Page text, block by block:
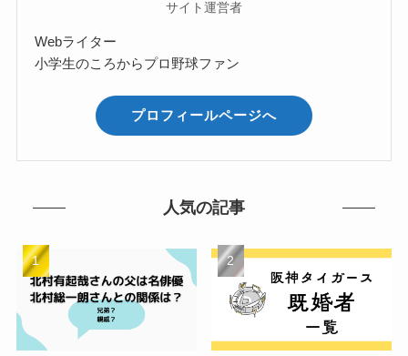
サイト運営者
Webライター
小学生のころからプロ野球ファン
プロフィールページへ
人気の記事